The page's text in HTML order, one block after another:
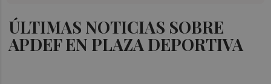
ÚLTIMAS NOTICIAS SOBRE
APDEF EN PLAZA DEPORTIVA